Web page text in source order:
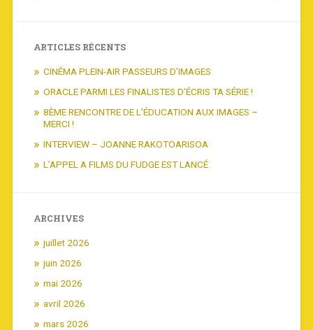
ARTICLES RÉCENTS
CINÉMA PLEIN-AIR PASSEURS D’IMAGES
ORACLE PARMI LES FINALISTES D’ÉCRIS TA SÉRIE !
8ÈME RENCONTRE DE L’ÉDUCATION AUX IMAGES –
MERCI !
INTERVIEW – JOANNE RAKOTOARISOA
L’APPEL A FILMS DU FUDGE EST LANCÉ
ARCHIVES
juillet 2026
juin 2026
mai 2026
avril 2026
mars 2026